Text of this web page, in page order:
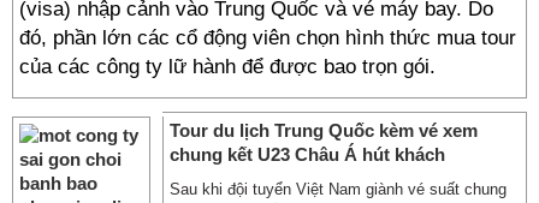
(visa) nhập cảnh vào Trung Quốc và vé máy bay. Do
đó, phần lớn các cổ động viên chọn hình thức mua tour
của các công ty lữ hành để được bao trọn gói.
Tour du lịch Trung Quốc kèm vé xem
chung kết U23 Châu Á hút khách
Sau khi đội tuyển Việt Nam giành vé suất chung